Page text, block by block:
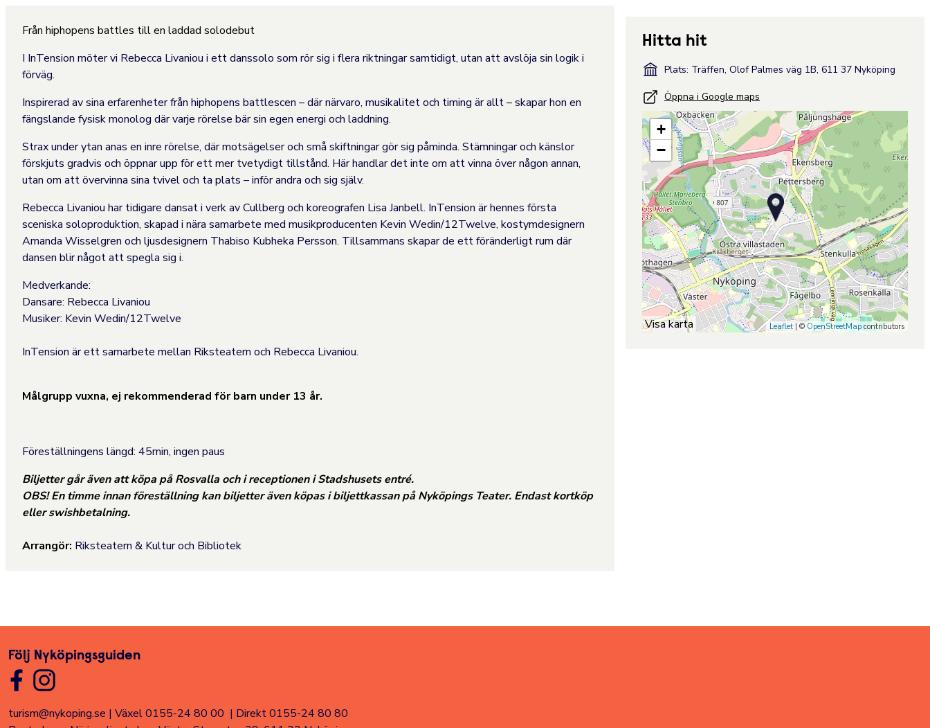
Från hiphopens battles till en laddad solodebut
I InTension möter vi Rebecca Livaniou i ett danssolo som rör sig i flera riktningar samtidigt, utan att avslöja sin logik i
förväg.
Inspirerad av sina erfarenheter från hiphopens battlescen – där närvaro, musikalitet och timing är allt – skapar hon en
fängslande fysisk monolog där varje rörelse bär sin egen energi och laddning.
Strax under ytan anas en inre rörelse, där motsägelser och små skiftningar gör sig påminda. Stämningar och känslor
förskjuts gradvis och öppnar upp för ett mer tvetydigt tillstånd. Här handlar det inte om att vinna över någon annan,
utan om att övervinna sina tvivel och ta plats – inför andra och sig själv.
Rebecca Livaniou har tidigare dansat i verk av Cullberg och koreografen Lisa Janbell. InTension är hennes första
sceniska soloproduktion, skapad i nära samarbete med musikproducenten Kevin Wedin/12Twelve, kostymdesignern
Amanda Wisselgren och ljusdesignern Thabiso Kubheka Persson. Tillsammans skapar de ett föränderligt rum där
dansen blir något att spegla sig i.
Medverkande:
Dansare: Rebecca Livaniou
Musiker: Kevin Wedin/12Twelve
InTension är ett samarbete mellan Riksteatern och Rebecca Livaniou.
Målgrupp vuxna, ej rekommenderad för barn under 13 år.
Föreställningens längd: 45min, ingen paus
Biljetter går även att köpa på Rosvalla och i receptionen i Stadshusets entré.
OBS! En timme innan föreställning kan biljetter även köpas i biljettkassan på Nyköpings Teater. Endast kortköp
eller swishbetalning.
Arrangör: Riksteatern & Kultur och Bibliotek
Hitta hit
Plats: Träffen, Olof Palmes väg 1B, 611 37 Nyköping
Öppna i Google maps
+
−
Leaflet | © OpenStreetMap contributors
Visa karta
Följ Nyköpingsguiden
turism@nykoping.se | Växel 0155-24 80 00 | Direkt 0155-24 80 80